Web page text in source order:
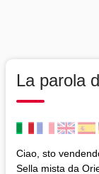
La parola
Ciao, sto
Sella mista da